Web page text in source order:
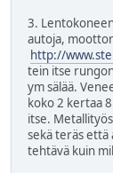
3.
autoja,
http://
tein itse
ym sälää.
koko 2 kertaa
itse.
sekä teräs että
tehtävä kuin